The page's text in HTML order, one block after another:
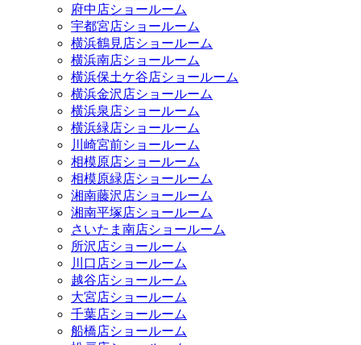
府中店ショールーム
宇都宮店ショールーム
横浜鶴見店ショールーム
横浜南店ショールーム
横浜保土ケ谷店ショールーム
横浜金沢店ショールーム
横浜泉店ショールーム
横浜緑店ショールーム
川崎宮前ショールーム
相模原店ショールーム
相模原緑店ショールーム
湘南藤沢店ショールーム
湘南平塚店ショールーム
さいたま南店ショールーム
所沢店ショールーム
川口店ショールーム
越谷店ショールーム
大宮店ショールーム
千葉店ショールーム
船橋店ショールーム